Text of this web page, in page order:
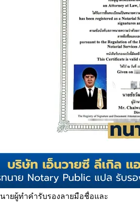
ายผู้ทำคำรับรองลายมือชื่อและ